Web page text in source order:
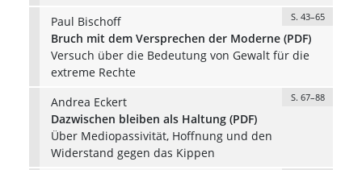
Paul Bischoff
S. 43–65
Bruch mit dem Versprechen der Moderne (PDF)
Versuch über die Bedeutung von Gewalt für die
extreme Rechte
Andrea Eckert
S. 67–88
Dazwischen bleiben als Haltung (PDF)
Über Mediopassivität, Hoffnung und den
Widerstand gegen das Kippen